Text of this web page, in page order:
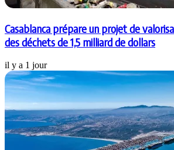
Casablanca prépare un projet de
des déchets de 1,5 milliard de dollars
il y a 1 jour